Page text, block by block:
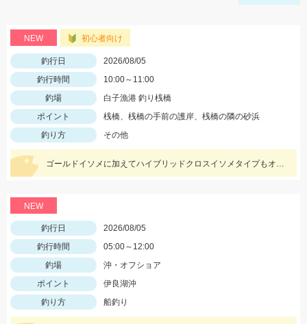
NEW 初心者向け
釣行日
2026/08/05
釣行時間
10:00～11:00
釣場
白子漁港 釣り桟橋
ポイント
桟橋、桟橋の手前の護岸、桟橋の隣の砂浜
釣り方
その他
ゴールドイソメに加えてハイブリッドクロスイソメタイプもオススメです!
NEW
釣行日
2026/08/05
釣行時間
05:00～12:00
釣場
沖・オフショア
ポイント
伊良湖沖
釣り方
船釣り